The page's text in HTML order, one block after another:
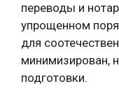
переводы и
упрощенном
для
минимизирован,
подготовки.